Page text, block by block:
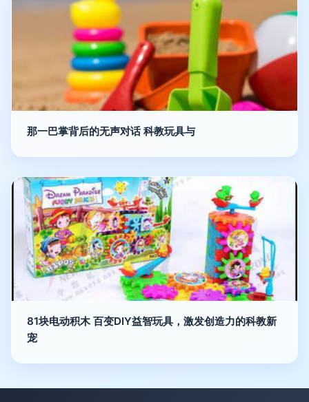
那一巴掌背后的无声对话 科教玩具与
81块电动积木 百变DIY益智玩具，激发创造力的科教新
宠